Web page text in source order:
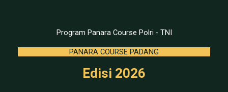
Program Panara Course Polri - TNI
PANARA COURSE PADANG
Edisi 2026